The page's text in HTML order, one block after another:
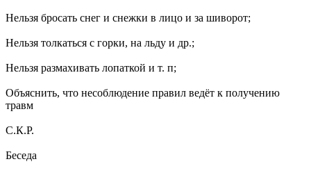
Нельзя бросать снег и снежки в лицо и за шиворот;
Нельзя толкаться с горки, на льду и др.;
Нельзя размахивать лопаткой и т. п;
Объяснить, что несоблюдение правил ведёт к получению
травм
С.К.Р.
Беседа